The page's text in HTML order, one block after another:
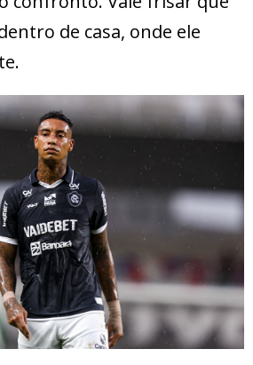
de casa, onde ele